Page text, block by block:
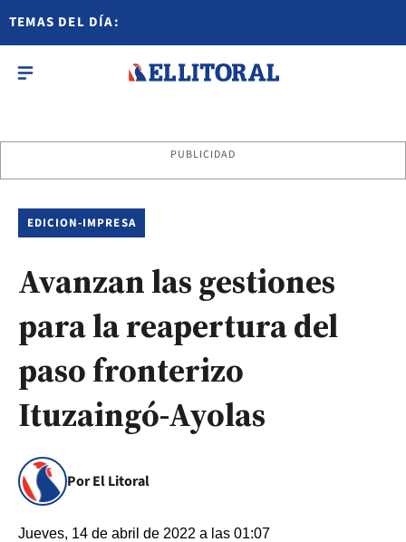
TEMAS DEL DÍA:
PUBLICIDAD
EDICION-IMPRESA
Avanzan las gestiones
para la reapertura del
paso fronterizo
Ituzaingó-Ayolas
Por El Litoral
Jueves, 14 de abril de 2022 a las 01:07